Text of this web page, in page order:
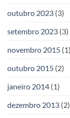
outubro 2023 (3)
setembro 2023 (3)
novembro 2015 (1)
outubro 2015 (2)
janeiro 2014 (1)
dezembro 2013 (2)